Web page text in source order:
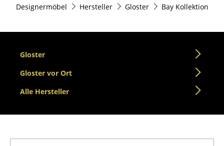
Esszimmerstühle
Sofas
Sessel
Loungesessel
Stühle
Freischwinger
Designermöbel Hersteller Gloster Bay Kollektion
Gloster
Gloster vor Ort
Alle Hersteller